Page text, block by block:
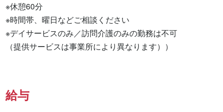
※休憩60分
※時間帯、曜日などご相談ください
※デイサービスのみ／訪問介護のみの勤務は不可
（提供サービスは事業所により異なります））
給与